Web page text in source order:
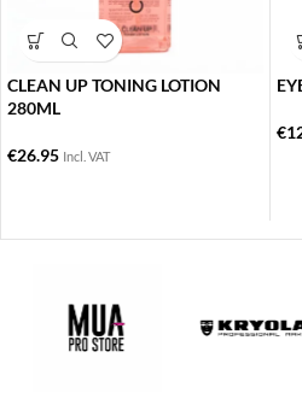
CLEAN UP TONING LOTION
280ML
€26.95 Incl. VAT
€